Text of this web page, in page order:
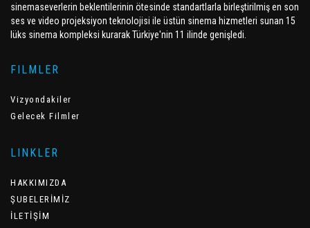
sinemaseverlerin beklentilerinin ötesinde standartlarla birleştirilmiş en son
ses ve video projeksiyon teknolojisi ile üstün sinema hizmetleri sunan 15
lüks sinema kompleksi kurarak Türkiye'nin 11 ilinde genişledi.
FILMLER
Vizyondakiler
Gelecek Filmler
LINKLER
HAKKIMIZDA
ŞUBELERİMİZ
İLETİŞİM